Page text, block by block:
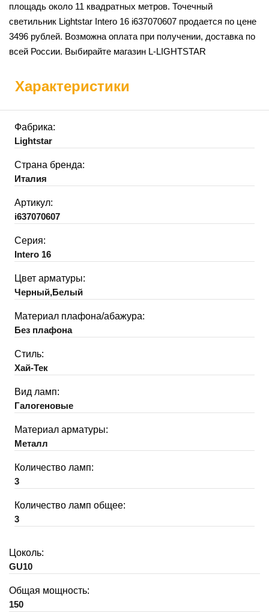
площадь около 11 квадратных метров. Точечный
светильник Lightstar Intero 16 i637070607 продается по цене
3496 рублей. Возможна оплата при получении, доставка по
всей России. Выбирайте магазин L-LIGHTSTAR
Характеристики
Фабрика:
Lightstar
Страна бренда:
Италия
Артикул:
i637070607
Серия:
Intero 16
Цвет арматуры:
Черный,Белый
Материал плафона/абажура:
Без плафона
Стиль:
Хай-Тек
Вид ламп:
Галогеновые
Материал арматуры:
Металл
Количество ламп:
3
Количество ламп общее:
3
Цоколь:
GU10
Общая мощность:
150